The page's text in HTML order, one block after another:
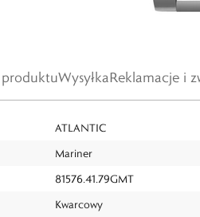
produktuWysyłkaReklamacje i
ATLANTIC
Mariner
81576.41.79GMT
Kwarcowy